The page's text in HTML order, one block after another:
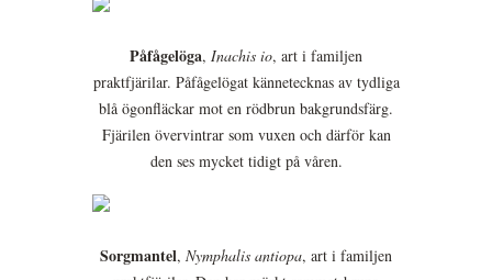
Påfågelöga, Inachis io, art i familjen
praktfjärilar. Påfågelögat kännetecknas av tydliga
blå ögonfläckar mot en rödbrun bakgrundsfärg.
Fjärilen övervintrar som vuxen och därför kan
den ses mycket tidigt på våren.
Sorgmantel, Nymphalis antiopa, art i familjen